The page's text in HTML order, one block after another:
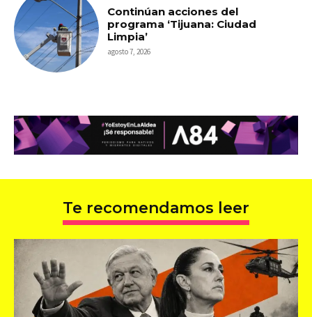
Continúan acciones del
programa ‘Tijuana: Ciudad
Limpia’
agosto 7, 2026
Te recomendamos leer